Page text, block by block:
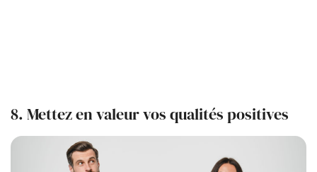
8. Mettez en valeur vos qualités positives